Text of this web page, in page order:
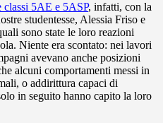
classi 5AE e 5ASP, infatti, con la
studentesse, Alessia Friso e
sono state le loro reazioni
Niente era scontato: nei lavori
avevano anche posizioni
alcuni comportamenti messi in
o addirittura capaci di
in seguito hanno capito la loro